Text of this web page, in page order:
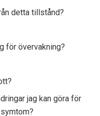
detta tillstånd?
för övervakning?
jag kan göra för